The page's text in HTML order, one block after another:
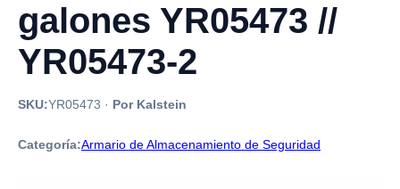
galones YR05473 //
YR05473-2
SKU:YR05473 · Por Kalstein
Categoría:Armario de Almacenamiento de Seguridad